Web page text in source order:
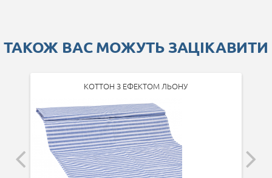
ТАКОЖ ВАС МОЖУТЬ ЗАЦІКАВИТИ
КОТТОН З ЕФЕКТОМ ЛЬОНУ